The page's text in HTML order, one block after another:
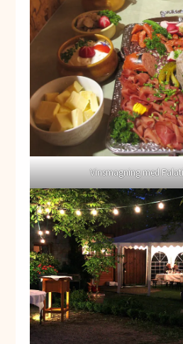
Vinsmagning med